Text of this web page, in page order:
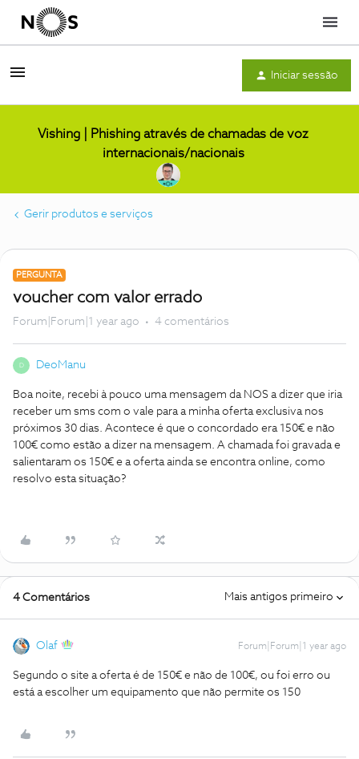
Menu
Iniciar sessão
Vishing | Phishing através de chamadas de voz
internacionais/nacionais
Gerir produtos e serviços
PERGUNTA
voucher com valor errado
Forum|Forum|1 year ago 4 comentários
D DeoManu
Boa noite, recebi à pouco uma mensagem da NOS a dizer que iria
receber um sms com o vale para a minha oferta exclusiva nos
próximos 30 dias. Acontece é que o concordado era 150€ e não
100€ como estão a dizer na mensagem. A chamada foi gravada e
salientaram os 150€ e a oferta ainda se encontra online, como
resolvo esta situação?
4 Comentários Mais antigos primeiro
Olaf Forum|Forum|1 year ago
Segundo o site a oferta é de 150€ e não de 100€, ou foi erro ou
está a escolher um equipamento que não permite os 150